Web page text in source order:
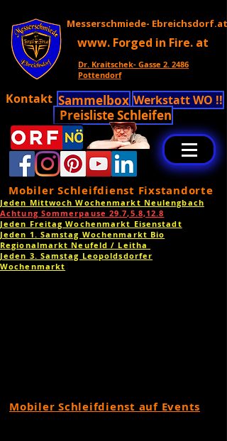
Messerschmiede- Ebreichsdorf.at
www. Forged in Fire. at
Dr. Kraitschek- Gasse 2. 2486
Pottendorf
Kontakt Sammelbox Werkstatt WO !!
Preisliste Schleifen
Mobiler Schleifdienst Fixstandorte
Jeden Mittwoch Wochenmarkt Neulengbach
Achtung Sommerpause 29.7,5.8,12.8
Jeden Freitag Wochenmarkt Eisenstadt
Jeden 1. Samstag Wochenmarkt Bio
Regionalmarkt Neufeld / Leitha
Jeden 3. Samstag Leopoldsdorfer
Wochenmarkt
Mobiler Schleifdienst auf Events